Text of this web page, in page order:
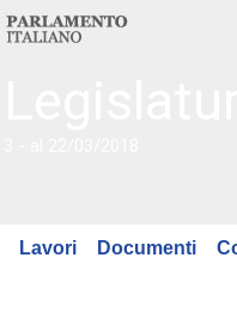
Lavori Documenti